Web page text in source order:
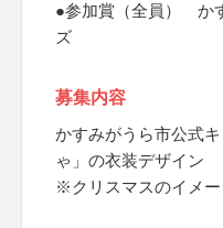
●参加賞（全員） か
ズ
募集内容
かすみがうら市公式
ゃ」の衣装デザイン
※クリスマスのイメ